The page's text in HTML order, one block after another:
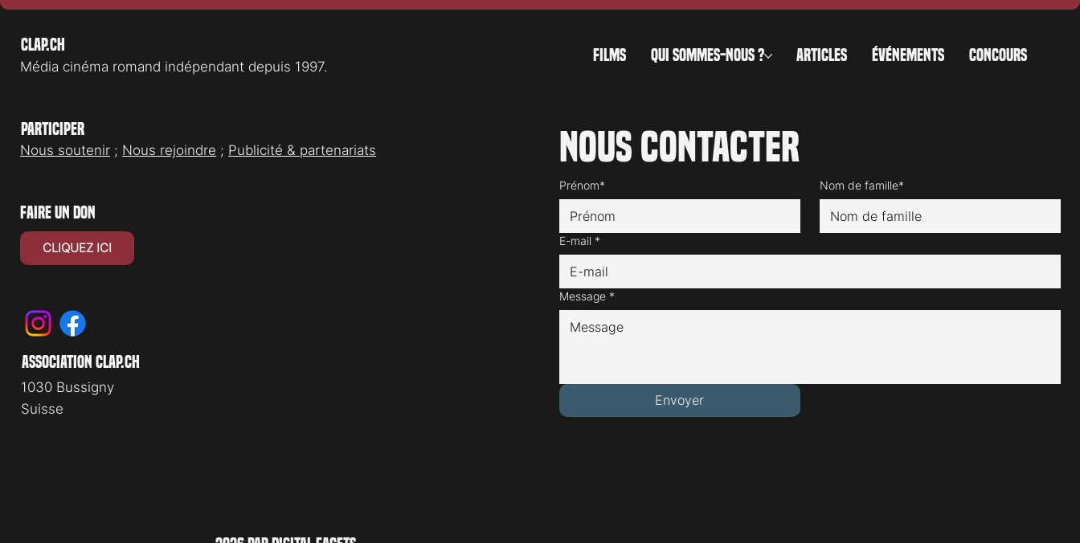
Clap.ch
Média cinéma romand indépendant depuis 1997.
FILMS QUI SOMMES-NOUS ? ARTICLES ÉVÉNEMENTS CONCOURS
Participer
Nous soutenir ; Nous rejoindre ; Publicité & partenariats Nous contacter
Prénom* Nom de famille*
E-mail *
Message *
Envoyer
faire un don
CLIQUEZ ICI
association clap.ch
1030 Bussigny
Suisse